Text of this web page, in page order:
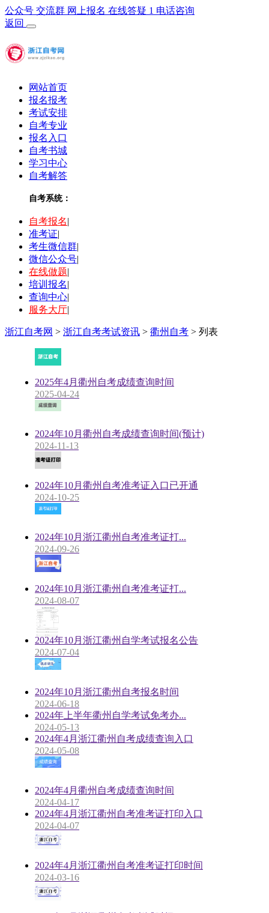
公众号 交流群 网上报名 在线答疑 1 电话咨询
返回
网站首页
报名报考
考试安排
自考专业
报名入口
自考书城
学习中心
自考解答
自考系统：
自考报名|
准考证|
考生微信群|
微信公众号|
在线做题|
培训报名|
查询中心|
服务大厅|
浙江自考网 > 浙江自考考试资讯 > 衢州自考 > 列表
2025年4月衢州自考成绩查询时间
2025-04-24
2024年10月衢州自考成绩查询时间(预计)
2024-11-13
2024年10月衢州自考准考证入口已开通
2024-10-25
2024年10月浙江衢州自考准考证打...
2024-09-26
2024年10月浙江衢州自考准考证打...
2024-08-07
2024年10月浙江衢州自学考试报名公告
2024-07-04
2024年10月浙江衢州自考报名时间
2024-06-18
2024年上半年衢州自学考试免考办...
2024-05-13
2024年4月浙江衢州自考成绩查询入口
2024-05-08
2024年4月衢州自考成绩查询时间
2024-04-17
2024年4月浙江衢州自考准考证打印入口
2024-04-07
2024年4月浙江衢州自考准考证打印时间
2024-03-16